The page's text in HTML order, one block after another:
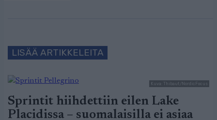
LISÄÄ ARTIKKELEITA
Kuva: Thibaut/NordicFocus
Sprintit hiihdettiin eilen Lake
Placidissa – suomalaisilla ei asiaa